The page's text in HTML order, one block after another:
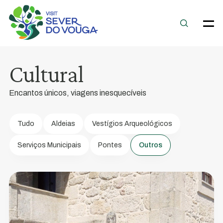
Cultural
Encantos únicos, viagens inesquecíveis
Tudo Aldeias Vestígios Arqueológicos
Serviços Municipais Pontes Outros
Esteves
e
Casa
da
Câmara
de
público.